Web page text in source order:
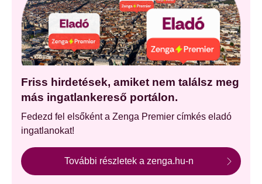
Friss hirdetések, amiket nem találsz meg
más ingatlankereső portálon.
Fedezd fel elsőként a Zenga Premier címkés eladó
ingatlanokat!
További részletek a zenga.hu-n